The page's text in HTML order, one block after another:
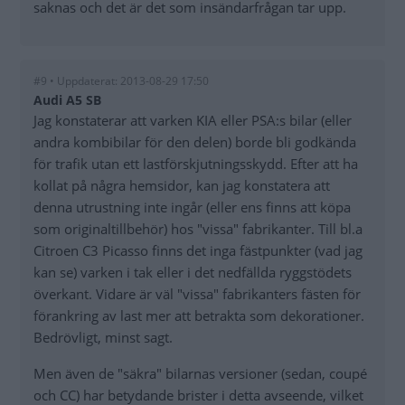
saknas och det är det som insändarfrågan tar upp.
#9 • Uppdaterat: 2013-08-29 17:50
Audi A5 SB
Jag konstaterar att varken KIA eller PSA:s bilar (eller
andra kombibilar för den delen) borde bli godkända
för trafik utan ett lastförskjutningsskydd. Efter att ha
kollat på några hemsidor, kan jag konstatera att
denna utrustning inte ingår (eller ens finns att köpa
som originaltillbehör) hos "vissa" fabrikanter. Till bl.a
Citroen C3 Picasso finns det inga fästpunkter (vad jag
kan se) varken i tak eller i det nedfällda ryggstödets
överkant. Vidare är väl "vissa" fabrikanters fästen för
förankring av last mer att betrakta som dekorationer.
Bedrövligt, minst sagt.
Men även de "säkra" bilarnas versioner (sedan, coupé
och CC) har betydande brister i detta avseende, vilket